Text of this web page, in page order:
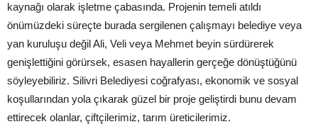
kaynağı olarak işletme çabasında. Projenin temeli atıldı
önümüzdeki süreçte burada sergilenen çalışmayı belediye veya
yan kuruluşu değil Ali, Veli veya Mehmet beyin sürdürerek
genişlettiğini görürsek, esasen hayallerin gerçeğe dönüştüğünü
söyleyebiliriz. Silivri Belediyesi coğrafyası, ekonomik ve sosyal
koşullarından yola çıkarak güzel bir proje geliştirdi bunu devam
ettirecek olanlar, çiftçilerimiz, tarım üreticilerimiz.